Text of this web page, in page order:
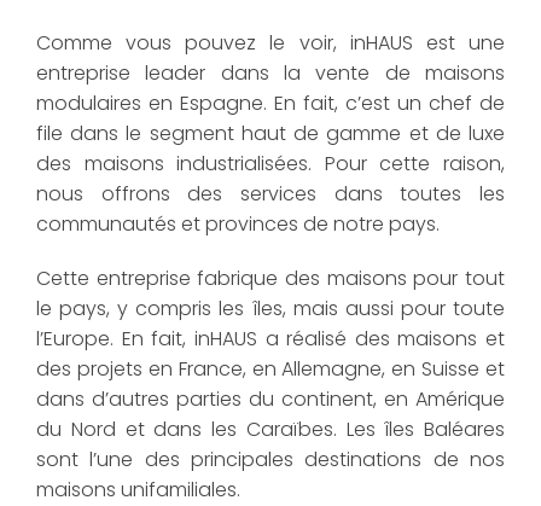
Comme vous pouvez le voir, inHAUS est une
entreprise leader dans la vente de maisons
modulaires en Espagne. En fait, c’est un chef de
file dans le segment haut de gamme et de luxe
des maisons industrialisées. Pour cette raison,
nous offrons des services dans toutes les
communautés et provinces de notre pays.
Cette entreprise fabrique des maisons pour tout
le pays, y compris les îles, mais aussi pour toute
l’Europe. En fait, inHAUS a réalisé des maisons et
des projets en France, en Allemagne, en Suisse et
dans d’autres parties du continent, en Amérique
du Nord et dans les Caraïbes. Les îles Baléares
sont l’une des principales destinations de nos
maisons unifamiliales.